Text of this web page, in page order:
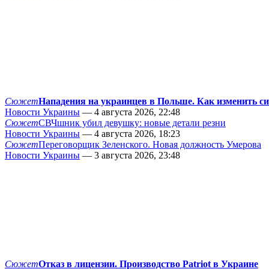
СюжетНападения на украинцев в Польше. Как изменить
Новости Украины — 4 августа 2026, 22:48
СюжетСВЧшник убил девушку: новые детали резни
Новости Украины — 4 августа 2026, 18:23
СюжетПереговорщик Зеленского. Новая должность Умерова
Новости Украины — 3 августа 2026, 23:48
СюжетОтказ в лицензии. Производство Patriot в Украине